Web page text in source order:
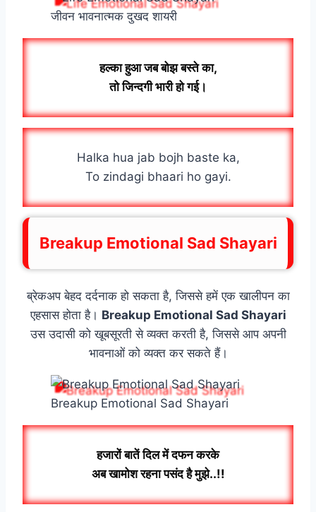
जीवन भावनात्मक दुखद शायरी
हल्का हुआ जब बोझ बस्ते का,
तो जिन्दगी भारी हो गई।
Halka hua jab bojh baste ka,
To zindagi bhaari ho gayi.
Breakup Emotional Sad Shayari
ब्रेकअप बेहद दर्दनाक हो सकता है, जिससे हमें एक खालीपन का
एहसास होता है। Breakup Emotional Sad Shayari
उस उदासी को खूबसूरती से व्यक्त करती है, जिससे आप अपनी
भावनाओं को व्यक्त कर सकते हैं।
Breakup Emotional Sad Shayari
हजारों बातें दिल में दफन करके
अब खामोश रहना पसंद है मुझे..!!